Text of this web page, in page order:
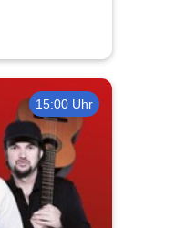
15:00 Uhr